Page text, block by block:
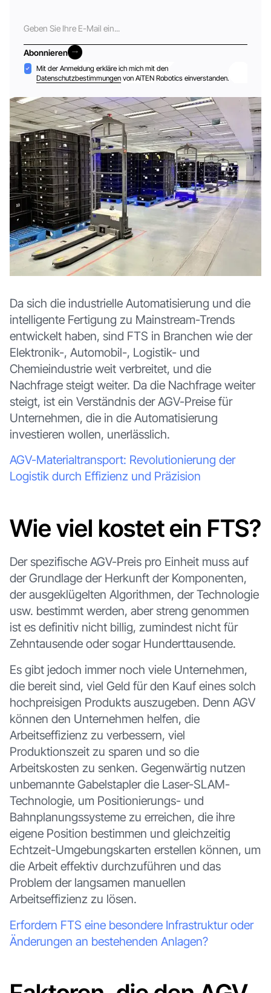
Mail
Abonnieren
Abonnieren
Akzeptanz
Mit der Anmeldung erkläre ich mich mit den
Datenschutzbestimmungenvon AiTEN Robotics einverstanden.
Da sich die industrielle Automatisierung und die
intelligente Fertigung zu Mainstream-Trends
entwickelt haben, sind FTS in Branchen wie der
Elektronik-, Automobil-, Logistik- und
Chemieindustrie weit verbreitet, und die
Nachfrage steigt weiter. Da die Nachfrage weiter
steigt, ist ein Verständnis der AGV-Preise für
Unternehmen, die in die Automatisierung
investieren wollen, unerlässlich.
AGV-Materialtransport: Revolutionierung der
Logistik durch Effizienz und Präzision
Wie viel kostet ein FTS?
Der spezifische AGV-Preis pro Einheit muss auf
der Grundlage der Herkunft der Komponenten,
der ausgeklügelten Algorithmen, der Technologie
usw. bestimmt werden, aber streng genommen
ist es definitiv nicht billig, zumindest nicht für
Zehntausende oder sogar Hunderttausende.
Es gibt jedoch immer noch viele Unternehmen,
die bereit sind, viel Geld für den Kauf eines solch
hochpreisigen Produkts auszugeben. Denn AGV
können den Unternehmen helfen, die
Arbeitseffizienz zu verbessern, viel
Produktionszeit zu sparen und so die
Arbeitskosten zu senken. Gegenwärtig nutzen
unbemannte Gabelstapler die Laser-SLAM-
Technologie, um Positionierungs- und
Bahnplanungssysteme zu erreichen, die ihre
eigene Position bestimmen und gleichzeitig
Echtzeit-Umgebungskarten erstellen können, um
die Arbeit effektiv durchzuführen und das
Problem der langsamen manuellen
Arbeitseffizienz zu lösen.
Erfordern FTS eine besondere Infrastruktur oder
Änderungen an bestehenden Anlagen?